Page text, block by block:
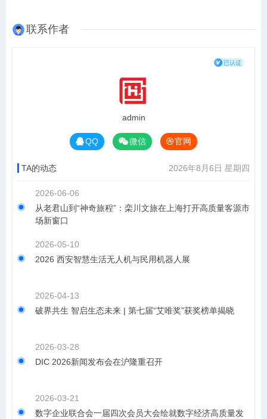
联系作者
admin
QQ 微信 官网
TA的动态 2026年8月6日 星期四
2026-06-06
从老君山到“神奇旅程”：栾川文旅在上海打开高质量客源市
场新窗口
2026-05-10
2026 西安智慧生活无人机与民用机器人展
2026-04-13
破界共生 智启生态未来 | 第七届“艾唯奖”获奖榜单揭晓
2026-03-28
DIC 2026新闻发布会在沪隆重召开
2026-03-21
数字企业联合会一届四次会员大会绘就数字经济高质量发